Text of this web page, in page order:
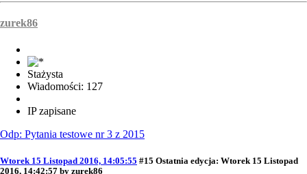
zurek86
Stażysta
Wiadomości: 127
IP zapisane
Odp: Pytania testowe nr 3 z 2015
Wtorek 15 Listopad 2016, 14:05:55 #15 Ostatnia edycja: Wtorek 15 Listopad
2016, 14:42:57 by zurek86